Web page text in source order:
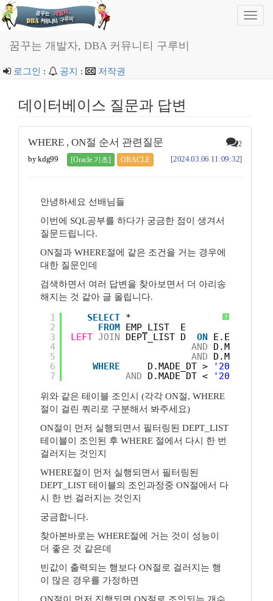
꿈꾸는 개발자, DBA 커뮤니티 구루비
로그인 : 공지 : 저작권
데이터베이스 질문과 답변
WHERE , ON절 순서 관련질문 2
by kdg99 [Oracle 기초] ORACLE [2024.03.06 11:09:32]
안녕하세요 선배님들
이번에 SQL공부를 하다가 궁금한 점이 생겨서
질문드립니다.
ON절과 WHERE절에 같은 조건을 거는 경우에
대한 질문인데
검색하면서 여러 답변을 찾아보면서 더 아리송
해지는 것 같아 글 올립니다.
?
1
2
3
4
5
6
7
SELECT *
FROM EMP_LIST  E
LEFT JOIN DEPT_LIST D ON E.EMP_NO =
AND
D.MADE_DT
AND
D.MADE_DT
WHERE
D.MADE_DT >
'20230101'
AND
D.MADE_DT < '20231231'
위와 같은 테이블 조인시 (각각 ON절, WHERE
절이 걸린 쿼리로 구분해서 봐주세요)
ON절이 먼저 실행되면서 필터링된 DEPT_LIST
테이블이 조인된 후 WHERE 절에서 다시 한 번
걸러지는 것인지
WHERE절이 먼저 실행되면서 필터링된
DEPT_LIST 테이블의 조인과정중 ON절에서 다
시 한 번 걸러지는 것인지
궁금합니다.
찾아본바로는 WHERE절에 거는 것이 성능이
더 좋은 것 같은데
빈값이 출력되는 행보다 ON절로 걸러지는 행
이 많은 경우를 가정하면